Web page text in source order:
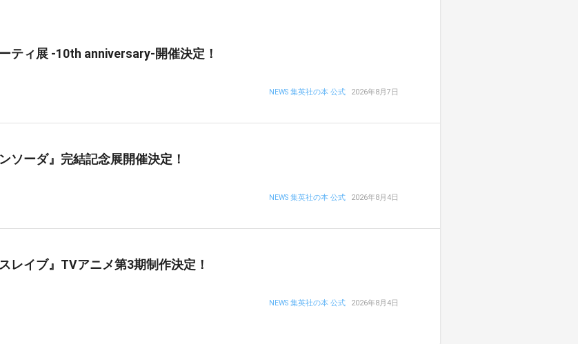
ティ展 -10th anniversary-開催決定！
NEWS 集英社の本 公式 2026年8月7日
ソーダ』完結記念展開催決定！
NEWS 集英社の本 公式 2026年8月4日
レイブ』TVアニメ第3期制作決定！
NEWS 集英社の本 公式 2026年8月4日